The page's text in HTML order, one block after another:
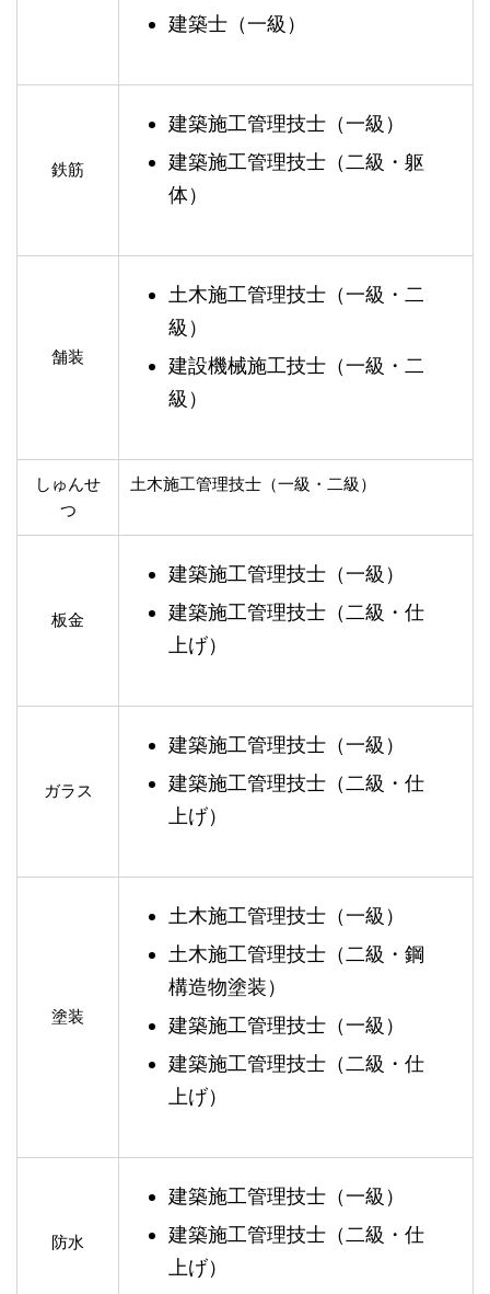
建築士（一級）
鉄筋
建築施工管理技士（一級）
建築施工管理技士（二級・躯
体）
舗装
土木施工管理技士（一級・二
級）
建設機械施工技士（一級・二
級）
しゅんせ
つ
土木施工管理技士（一級・二級）
板金
建築施工管理技士（一級）
建築施工管理技士（二級・仕
上げ）
ガラス
建築施工管理技士（一級）
建築施工管理技士（二級・仕
上げ）
塗装
土木施工管理技士（一級）
土木施工管理技士（二級・鋼
構造物塗装）
建築施工管理技士（一級）
建築施工管理技士（二級・仕
上げ）
防水
建築施工管理技士（一級）
建築施工管理技士（二級・仕
上げ）